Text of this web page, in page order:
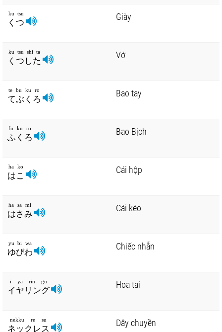
くつ
ku tsu Giày
くつした
ku tsu shi ta Vớ
てぶくろ
te bu ku ro Bao tay
ふくろ
fu ku ro Bao Bịch
はこ
ha ko Cái hộp
はさみ
ha sa mi Cái kéo
ゆびわ
yu bi wa Chiếc nhẫn
イヤリング
i ya rin gu Hoa tai
ネックレス
nekku re su Dây chuyền